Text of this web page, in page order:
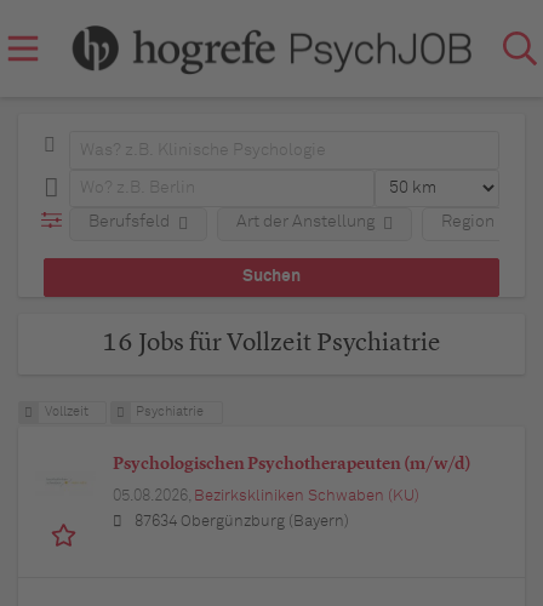
Berufsfeld Art der Anstellung Region
16 Jobs für Vollzeit Psychiatrie
Vollzeit Psychiatrie
Psychologischen Psychotherapeuten (m/w/d)
05.08.2026, Bezirkskliniken Schwaben (KU)
87634 Obergünzburg (Bayern)